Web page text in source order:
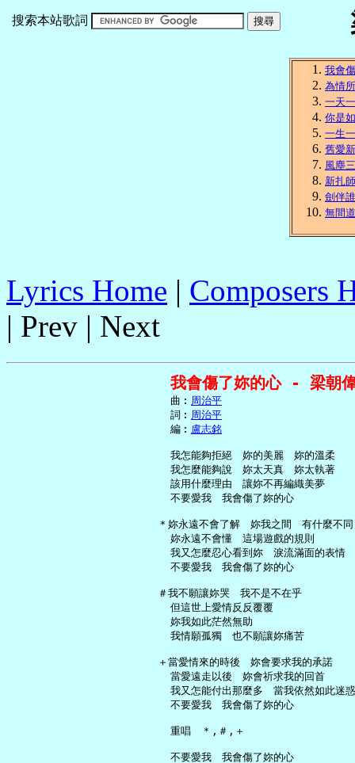
搜索本站歌詞
我會
為情
一天
你是
一生
舊愛
風塵
新扎
劍伴
無間道
Lyrics Home | Composers
| Prev | Next
我會傷了妳的心 - 梁朝
     曲︰
周治平
     詞︰
周治平
     編︰
盧志銘
     我怎能夠拒絕　妳的美麗　妳的溫柔
     我怎麼能夠說　妳太天真　妳太執著
     該用什麼理由　讓妳不再編織美夢
     不要愛我　我會傷了妳的心
   ＊妳永遠不會了解　妳我之間　有什麼不同
     妳永遠不會懂　這場遊戲的規則
     我又怎麼忍心看到妳　淚流滿面的表情
     不要愛我　我會傷了妳的心
   ＃我不願讓妳哭　我不是不在乎
     但這世上愛情反反覆覆
     妳我如此茫然無助
     我情願孤獨　也不願讓妳痛苦
   ＋當愛情來的時後　妳會要求我的承諾
     當愛遠走以後　妳會祈求我的回首
     我又怎能付出那麼多　當我依然如此迷惑
     不要愛我　我會傷了妳的心
     重唱　＊,＃,＋